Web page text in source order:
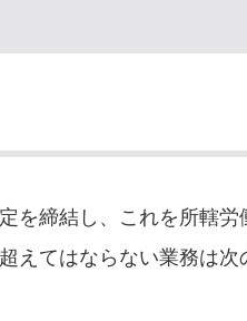
を締結し、これを所轄
えてはならない業務は次